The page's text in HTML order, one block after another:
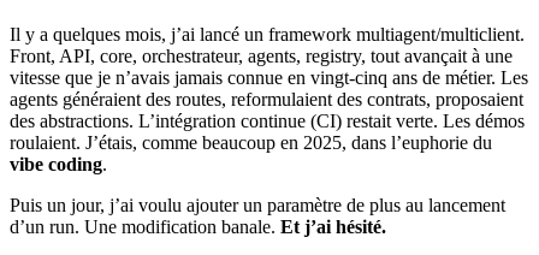
Il y a quelques mois, j’ai lancé un framework multiagent/multiclient.
Front, API, core, orchestrateur, agents, registry, tout avançait à une
vitesse que je n’avais jamais connue en vingt-cinq ans de métier. Les
agents généraient des routes, reformulaient des contrats, proposaient
des abstractions. L’intégration continue (CI) restait verte. Les démos
roulaient. J’étais, comme beaucoup en 2025, dans l’euphorie du
vibe coding.
Puis un jour, j’ai voulu ajouter un paramètre de plus au lancement
d’un run. Une modification banale. Et j’ai hésité.